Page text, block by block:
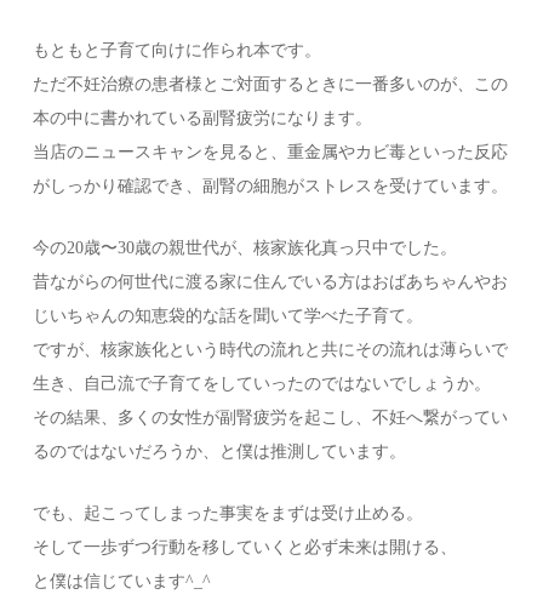
もともと子育て向けに作られ本です。
ただ不妊治療の患者様とご対面するときに一番多いのが、この
本の中に書かれている副腎疲労になります。
当店のニュースキャンを見ると、重金属やカビ毒といった反応
がしっかり確認でき、副腎の細胞がストレスを受けています。
今の20歳〜30歳の親世代が、核家族化真っ只中でした。
昔ながらの何世代に渡る家に住んでいる方はおばあちゃんやお
じいちゃんの知恵袋的な話を聞いて学べた子育て。
ですが、核家族化という時代の流れと共にその流れは薄らいで
生き、自己流で子育てをしていったのではないでしょうか。
その結果、多くの女性が副腎疲労を起こし、不妊へ繋がってい
るのではないだろうか、と僕は推測しています。
でも、起こってしまった事実をまずは受け止める。
そして一歩ずつ行動を移していくと必ず未来は開ける、
と僕は信じています^_^